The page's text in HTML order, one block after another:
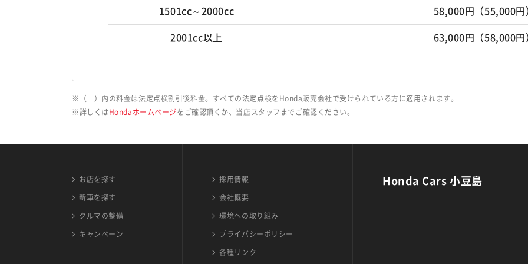
1501cc～2000cc 58,000円（55,000円
2001cc以上 63,000円（58,000円
（ ）内の料金は法定点検割引後料金。すべての法定点検をHonda販売会社で受けられている方に適用されます。
詳しくは Hondaホームページをご確認頂くか、当店スタッフまでご確認ください。
お店を探す
新車を探す
クルマの整備
キャンペーン
採用情報
会社概要
環境への取り組み
プライバシーポリシー
各種リンク
Honda Cars 小豆島